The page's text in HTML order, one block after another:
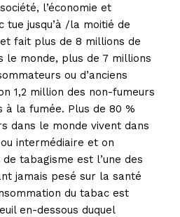
l’économie et
tue jusqu’à /la moitié de
fait plus de 8 millions de
le monde, plus de 7 millions
ou d’anciens
1,2 million des non-fumeurs
la fumée. Plus de 80 %
dans le monde vivent dans
intermédiaire et on
tabagisme est l’une des
jamais pesé sur la santé
du tabac est
en-dessous duquel